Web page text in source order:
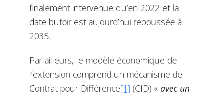
finalement intervenue qu’en 2022 et la
date butoir est aujourd’hui repoussée à
2035.
Par ailleurs, le modèle économique de
l’extension comprend un mécanisme de
Contrat pour Différence[1] (CfD) « avec un